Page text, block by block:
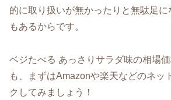
的に取り扱いが無かったりと無駄足に
もあるからです。
ベジたべる あっさりサラダ味の相場
も、まずはAmazonや楽天などのネッ
クしてみましょう！